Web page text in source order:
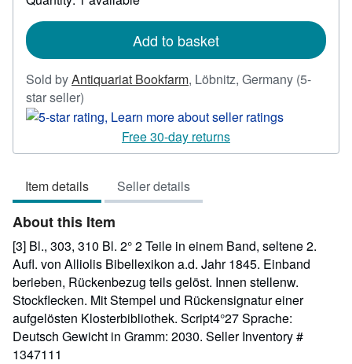
rates
Add to basket
Sold byAntiquariat Bookfarm, Löbnitz, Germany (5-
star seller)
rating
out
5
stars
Free 30-day returns
Item details Seller details
About this Item
[3] Bl., 303, 310 Bl. 2° 2 Teile in einem Band, seltene 2.
Aufl. von Alliolis Bibellexikon a.d. Jahr 1845. Einband
berieben, Rückenbezug teils gelöst. Innen stellenw.
Stockflecken. Mit Stempel und Rückensignatur einer
aufgelösten Klosterbibliothek. Script4°27 Sprache:
Deutsch Gewicht in Gramm: 2030. Seller Inventory #
1347111